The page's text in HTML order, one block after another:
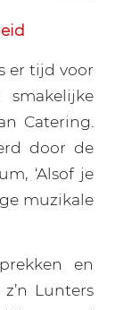
er tijd voor
Catering.
door de
‘Alsof je
muzikale
en
Lunters